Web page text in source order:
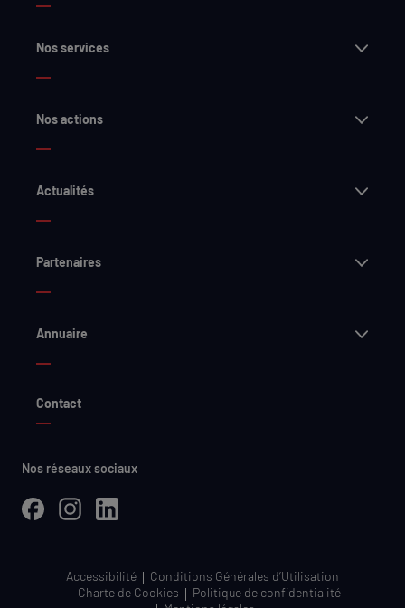
Nos services
Nos actions
Actualités
Partenaires
Annuaire
Contact
Nos réseaux sociaux
FacebookInstagramLinkedIn
Accessibilité
Conditions Générales d’Utilisation
Charte de Cookies
Politique de confidentialité